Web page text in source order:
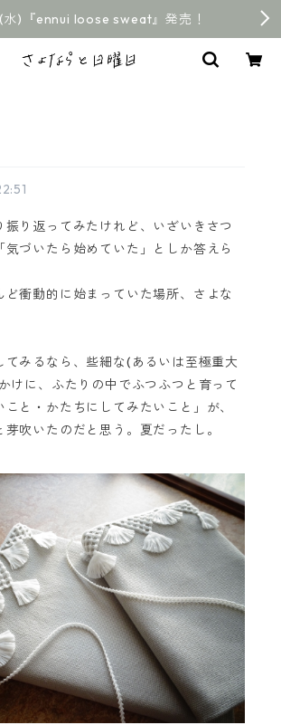
水)『ennui loose sweat』発売！
振り返ってみたけれど、いざいきさつ
気づいたら始めていた」としか答えら
ど衝動的に始まっていた場所、さよな
てみるなら、些細な(あるいは至極重大
けに、ふたりの中でふつふつと育って
こと・かたちにしてみたいこと」が、
芽吹いたのだと思う。夏だったし。